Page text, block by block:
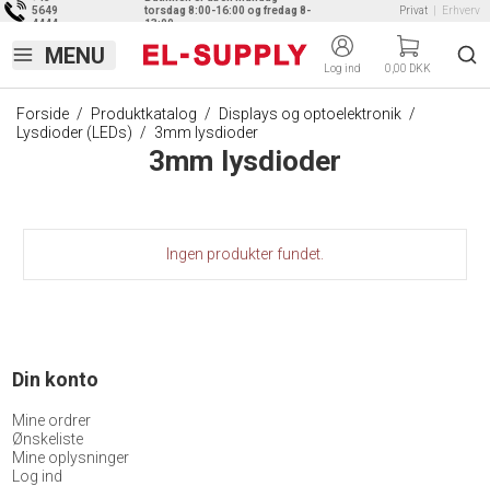
5649
4444
torsdag 8:00-16:00 og fredag 8-
13:00
Privat Erhverv
Log ind 0,00 DKK
Forside / Produktkatalog / Displays og optoelektronik /
Lysdioder (LEDs) / 3mm lysdioder
3mm lysdioder
Ingen produkter fundet.
Din konto
Mine ordrer
Ønskeliste
Mine oplysninger
Log ind